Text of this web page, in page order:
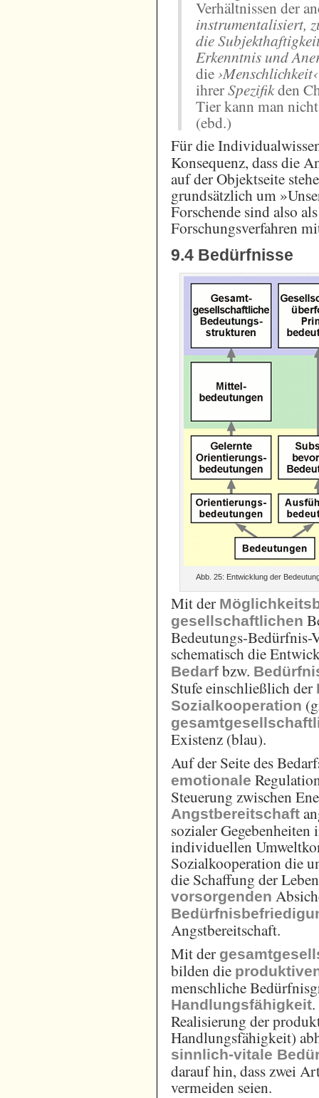
Verhältnissen der
instrumentalisiert,
die
Erkenntnis und
die
ihrerSpezifikden
Tier kann man
(ebd.)
Für die
Konsequenz, dass die
auf der Objektseite
grundsätzlich um
Forschende sind also
Forschungsverfahren
9.4 Bedürfnisse
Abb. 25: Entwicklung der
Mit der
gesellschaftlichen
Bedeutungs-Bedürfnis-
schematisch die
Bedarf bzw.
Stufe einschließlich der
Sozialkooperation
Existenz (blau).
Auf der Seite des
emotionale
Steuerung zwischen
Angstbereitschaft
sozialer
individuellen
Sozialkooperation die
die Schaffung der
vorsorgenden
Angstbereitschaft.
Mit der
bilden die
menschliche
Handlungsfähigkeit.
Realisierung der
Handlungsfähigkeit)
sinnlich-vitale
darauf hin, dass zwei
vermeiden seien.